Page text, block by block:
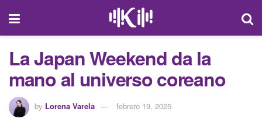
La Japan Weekend da la
mano al universo coreano
by Lorena Varela febrero 19, 2025